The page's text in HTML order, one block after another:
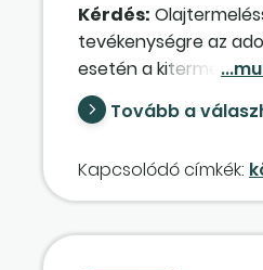
Kérdés:
tevékenységre az
esetén a kitermelt
kutat a könyveiben?
üzemeltetés
hogyan történik a
Tovább a
Kapcsolódó címkék: